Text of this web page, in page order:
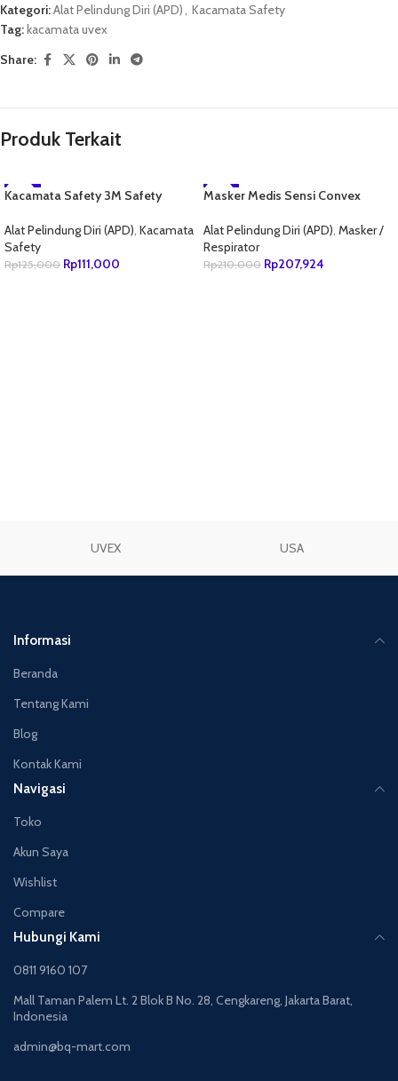
Kategori:Alat Pelindung Diri (APD)
Kacamata Safety
Tag:kacamata uvex
Share:
Produk Terkait
-11%
Kacamata Safety 3M Safety
Alat Pelindung Diri (APD), Kacamata
Safety
Rp125,000 Rp111,000
-1%
Masker Medis Sensi Convex
Alat Pelindung Diri (APD), Masker /
Respirator
Rp210,000 Rp207,924
UVEX USA
Informasi
Beranda
Tentang Kami
Blog
Kontak Kami
Navigasi
Toko
Akun Saya
Wishlist
Compare
Hubungi Kami
0811 9160 107
Mall Taman Palem Lt. 2 Blok B No. 28, Cengkareng, Jakarta Barat,
Indonesia
admin@bq-mart.com